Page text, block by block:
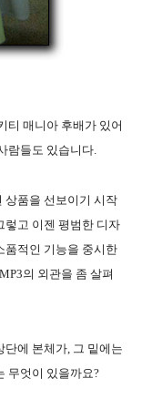
티 매니아 후배가 있어
람들도 있습니다.
상품을 선보이기 시작
렇고 이젠 평범한 디자
품적인 기능을 중시한
의 외관을 좀 살펴
에 본체가, 그 밑에는
무엇이 있을까요?